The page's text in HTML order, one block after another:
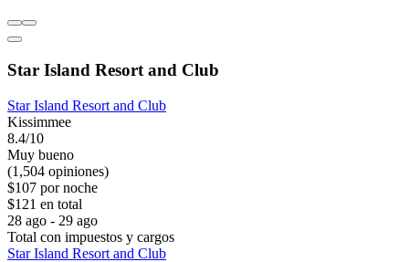
Star Island Resort and Club
Star Island Resort and Club
Kissimmee
8.4/10
Muy bueno
(1,504 opiniones)
$107 por noche
$121 en total
28 ago - 29 ago
Total con impuestos y cargos
Star Island Resort and Club